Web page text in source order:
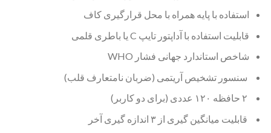
استفاده با پایه همراه با محل قرارگیری کاف
قابلیت استفاده با آداپتور تایپ C یا باطری قلمی
شاخص استاندارد جهانی فشار WHO
سنسور تشخیص آریتمی (ضربان نامتعارف قلب)
قابلیت میانگین گیری از ۳ اندازه گیری آخر